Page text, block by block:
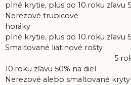
plné krytie, plus do 10.roku zľavu
Nerezové trubicové
horáky 5
plné krytie, plus do 10.roku zľavu
Smaltované liatinové
5 rokov plné
10.roku zľavu 50% na diel
Nerezové alebo smaltované kryty